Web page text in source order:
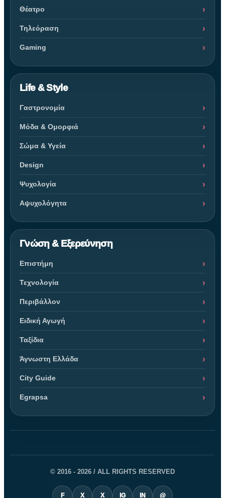
Θέατρο
Τηλεόραση
Gaming
Life & Style
Γαστρονομία
Μόδα & Ομορφιά
Σώμα & Υγεία
Design
Ψυχολογία
Αψυχολόγητα
Γνώση & Εξερεύνηση
Επιστήμη
Τεχνολογία
Περιβάλλον
Ειδική Αγωγή
Ταξίδια
Άγνωστη Ελλάδα
City Guide
Egrapsa
© 2016 - 2026 / ALL RIGHTS RESERVED
F X X IG IN @